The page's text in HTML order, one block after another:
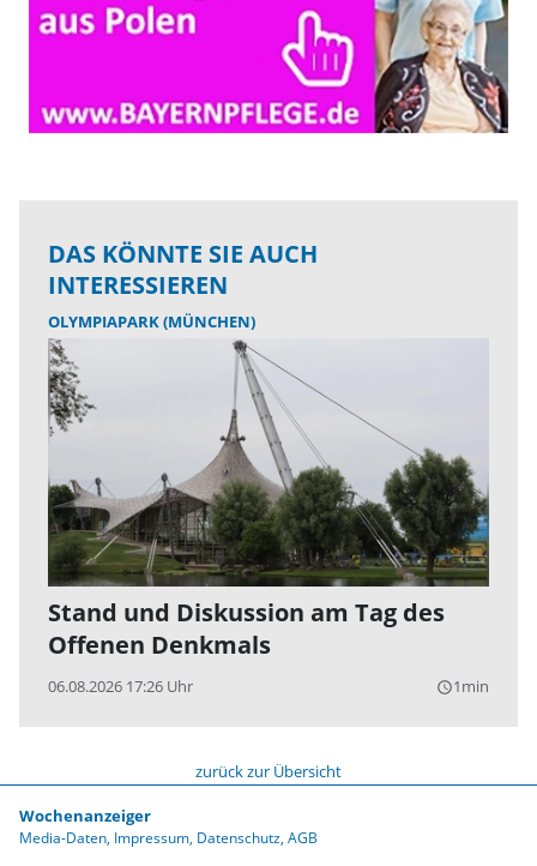
DAS KÖNNTE SIE AUCH
INTERESSIEREN
OLYMPIAPARK (MÜNCHEN)
Stand und Diskussion am Tag des
Offenen Denkmals
06.08.2026 17:26 Uhr query_builder1min
zurück zur Übersicht
Wochenanzeiger
Media-Daten Impressum Datenschutz AGB